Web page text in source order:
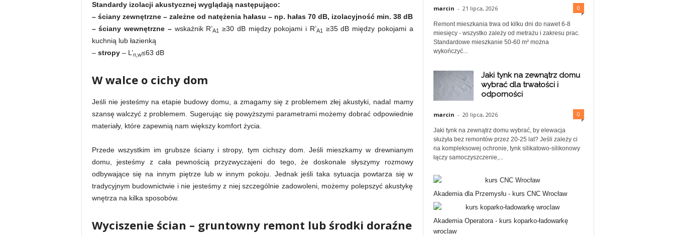
t
w
Standardy izolacji akustycznej wyglądają następująco:
– ściany zewnętrzne– zależne od natężenia hałasu – np. hałas 70 dB, izolacyjność min. 38 dB
–ściany wewnętrzne – wskaźnik R’A1 ≥30 dB między pokojami i R’A1
≥35 dB między pokojami a
kuchnią lub łazienką
– stropy– L’n,w≤63 dB
W walce o cichy dom
Jeśli nie jesteśmy na etapie budowy domu, a zmagamy się z problemem złej akustyki, nadal mamy
szansę walczyć z problemem. Sugerując się powyższymi parametrami możemy dobrać odpowiednie
materiały, które zapewnią nam większy komfort życia.
Przede wszystkim im grubsze ściany i stropy, tym cichszy dom. Jeśli mieszkamy w drewnianym
domu, jesteśmy z cała pewnością przyzwyczajeni do tego, że doskonale słyszymy rozmowy
odbywające się na innym piętrze lub w innym pokoju. Jednak jeśli taka sytuacja powtarza się w
tradycyjnym budownictwie i nie jesteśmy z niej szczególnie zadowoleni, możemy polepszyć akustykę
wnętrza na kilka sposobów.
Wyciszenie ścian – gruntowny remont lub środki doraźne
marcin - 21 lipca, 2026 0
Remont mieszkania trwa od kilku dni do nawet 6-8
miesięcy - wszystko zależy od metrażu i zakresu prac.
Standardowe mieszkanie 50-60 m² można
wykończyć...
Jaki tynk na zewnątrz domu
wybrać dla trwałości i
odporności
marcin - 20 lipca, 2026 0
Jaki tynk na zewnątrz domu wybrać, by elewacja
służyła bez remontów przez 20-25 lat? Jeśli zależy ci
na kompleksowej ochronie, tynk silikatowo-silikonowy
łączy samoczyszczenie,...
Akademia dla Przemysłu - kurs CNC Wrocław
Akademia Operatora - kurs koparko-ładowarkę
wroclaw